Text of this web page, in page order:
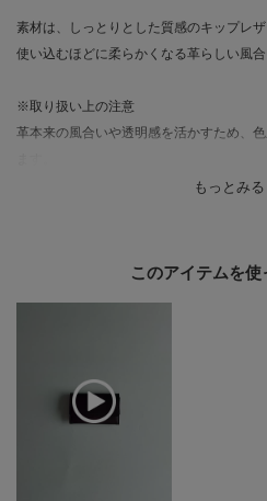
素材は、しっとりとした質感のキップレザ
使い込むほどに柔らかくなる革らしい風合
※取り扱い上の注意
革本来の風合いや透明感を活かすため、
そのため、摩擦や水濡れによりシミや色
◆気になるアイテムは『お気に入り登録
このアイテムを